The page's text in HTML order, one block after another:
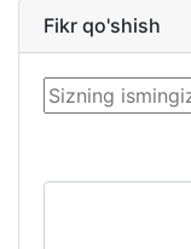
Fikr qo'shish